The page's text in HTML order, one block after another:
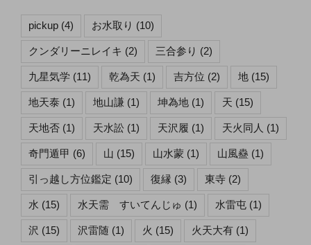
pickup (4) お水取り (10)
クンダリーニレイキ (2) 三合参り (2)
九星気学 (11) 乾為天 (1) 吉方位 (2) 地 (15)
地天泰 (1) 地山謙 (1) 坤為地 (1) 天 (15)
天地否 (1) 天水訟 (1) 天沢履 (1) 天火同人 (1)
奇門遁甲 (6) 山 (15) 山水蒙 (1) 山風蠱 (1)
引っ越し方位鑑定 (10) 復縁 (3) 東寺 (2)
水 (15) 水天需 すいてんじゅ (1) 水雷屯 (1)
沢 (15) 沢雷随 (1) 火 (15) 火天大有 (1)